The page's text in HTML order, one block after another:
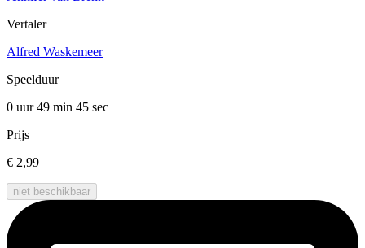
Vertaler
Alfred Waskemeer
Speelduur
0 uur 49 min 45 sec
Prijs
€ 2,99
niet beschikbaar